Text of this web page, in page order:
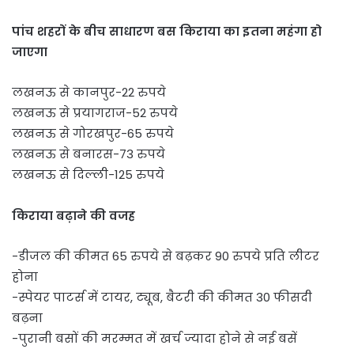
पांच शहरों के बीच साधारण बस किराया का इतना महंगा हो
जाएगा
लखनऊ से कानपुर-22 रुपये
लखनऊ से प्रयागराज-52 रुपये
लखनऊ से गोरखपुर-65 रुपये
लखनऊ से बनारस-73 रुपये
लखनऊ से दिल्ली-125 रुपये
किराया बढ़ाने की वजह
-डीजल की कीमत 65 रुपये से बढ़कर 90 रुपये प्रति लीटर
होना
-स्पेयर पाटर्स में टायर, ट्यूब, बैटरी की कीमत 30 फीसदी
बढ़ना
-पुरानी बसों की मरम्मत में खर्च ज्यादा होने से नई बसें